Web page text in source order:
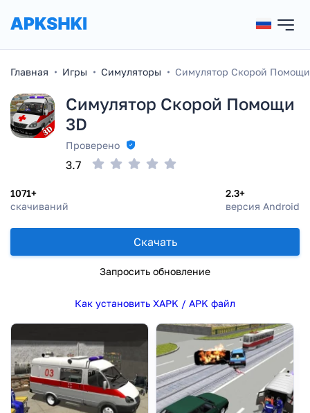
Главная Игры Симуляторы Симулятор Скорой
Симулятор Скорой Помощи
3D
Проверено
1071+
скачиваний
2.3+
версия Android
3.7
Скачать
Запросить обновление
Как установить XAPK / APK файл